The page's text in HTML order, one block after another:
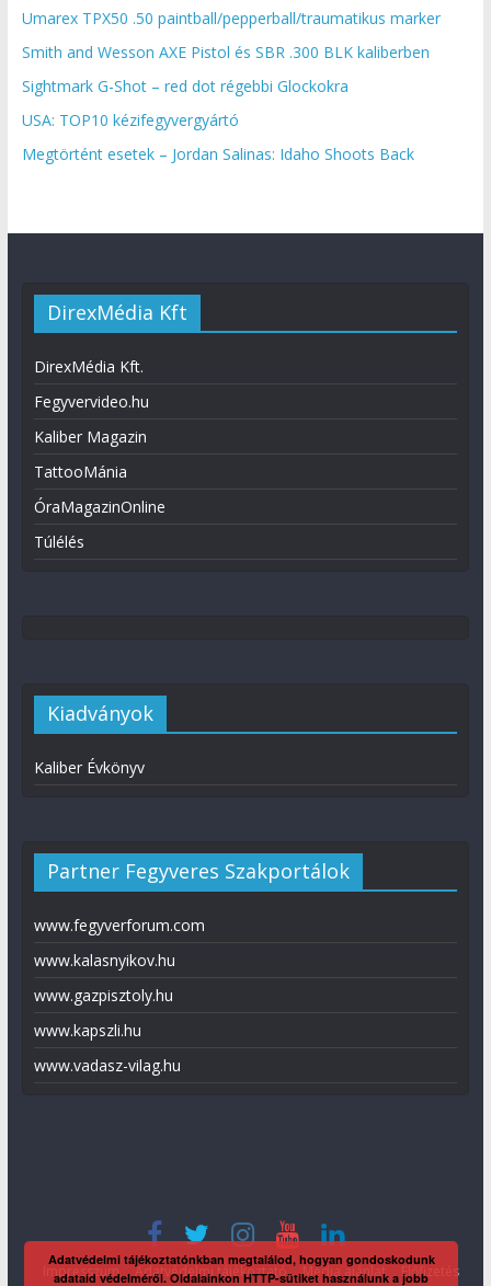
Umarex TPX50 .50 paintball/pepperball/traumatikus marker
Smith and Wesson AXE Pistol és SBR .300 BLK kaliberben
Sightmark G-Shot – red dot régebbi Glockokra
USA: TOP10 kézifegyvergyártó
Megtörtént esetek – Jordan Salinas: Idaho Shoots Back
DirexMédia Kft
DirexMédia Kft.
Fegyvervideo.hu
Kaliber Magazin
TattooMánia
ÓraMagazinOnline
Túlélés
Kiadványok
Kaliber Évkönyv
Partner Fegyveres Szakportálok
www.fegyverforum.com
www.kalasnyikov.hu
www.gazpisztoly.hu
www.kapszli.hu
www.vadasz-vilag.hu
Impresszum Adatvédelmi tájékoztató Média ajánlat
Előfizetés
Adatvédelmi tájékoztatónkban megtalálod, hogyan gondoskodunk
adataid védelméről. Oldalainkon HTTP-sütiket használunk a jobb